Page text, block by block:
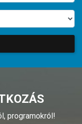
programokról!